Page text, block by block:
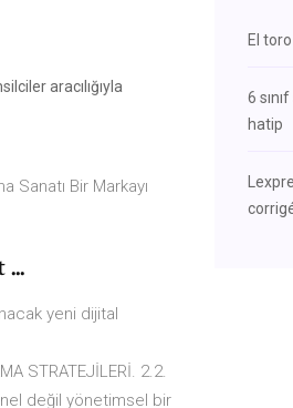
aracılığıyla
Sanatı Bir Markayı
yeni dijital
STRATEJİLERİ. 2.2.
değil yönetimsel bir
El
6
hatip